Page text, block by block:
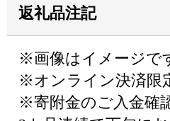
返礼品注記
※画像はイメージで
※オンライン決済限
※寄附金のご入金確